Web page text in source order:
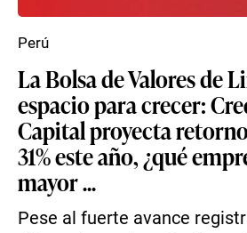
La Bolsa de Valores de
espacio para crecer:
Capital proyecta
31% este año, ¿qué
mayor ...
Pese al fuerte avance
Perú